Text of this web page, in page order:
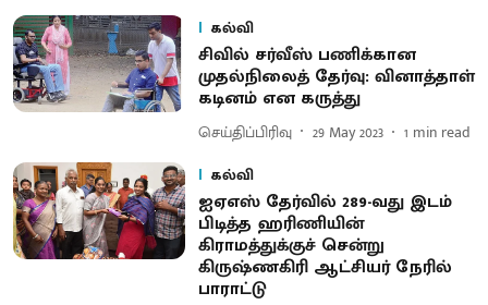
கல்வி
சிவில் சர்வீஸ் பணிக்கான
முதல்நிலைத் தேர்வு: வினாத்தாள்
கடினம் என கருத்து
செய்திப்பிரிவு 29 May 2023 1 min read
கல்வி
ஐஏஎஸ் தேர்வில் 289-வது இடம்
பிடித்த ஹரிணியின்
கிராமத்துக்குச் சென்று
கிருஷ்ணகிரி ஆட்சியர் நேரில்
பாராட்டு